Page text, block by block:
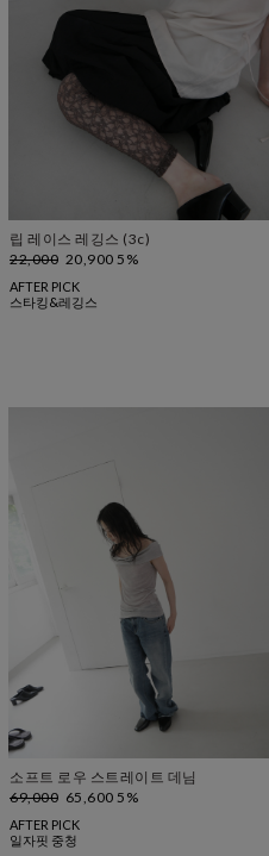
립 레이스 레깅스 (3c)
22,000 20,900 5%
AFTER PICK
스타킹&레깅스
소프트 로우 스트레이트 데님
69,000 65,600 5%
AFTER PICK
일자핏 중청